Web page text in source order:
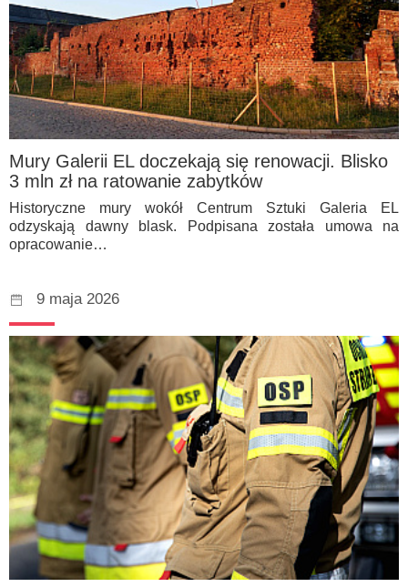
Mury Galerii EL doczekają się renowacji. Blisko
3 mln zł na ratowanie zabytków
Historyczne mury wokół Centrum Sztuki Galeria EL
odzyskają dawny blask. Podpisana została umowa na
opracowanie…
9 maja 2026